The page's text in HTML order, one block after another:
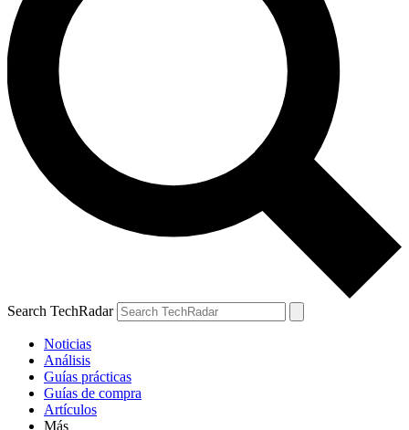
Search TechRadar
Noticias
Análisis
Guías prácticas
Guías de compra
Artículos
Más